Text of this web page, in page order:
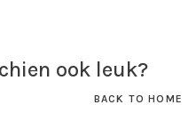
ook leuk?
BACK TO HOME